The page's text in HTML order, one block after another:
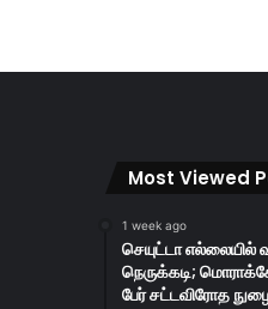
Most Viewed
1 week ago
செயுட்டா எல்லையில்
நெருக்கடி;
பேர் சட்டவிரோத